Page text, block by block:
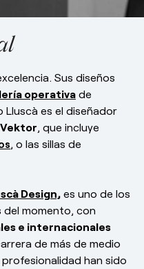
Sus diseños
operativa de
Lluscà es el diseñador
Vektor, que incluye
, o las sillas de
Design, es uno de los
momento, con
e internacionales
de más de medio
han sido